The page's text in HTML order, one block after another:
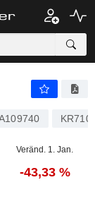
Veränd. 1. Jan.
-43,33 %